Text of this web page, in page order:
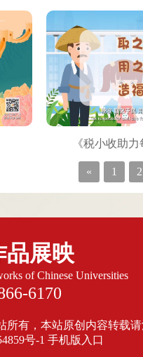
《税小收助
« 1 2
品展映
of Chinese Universities
6170
有，本站原创内容转载
号-1 手机版入口